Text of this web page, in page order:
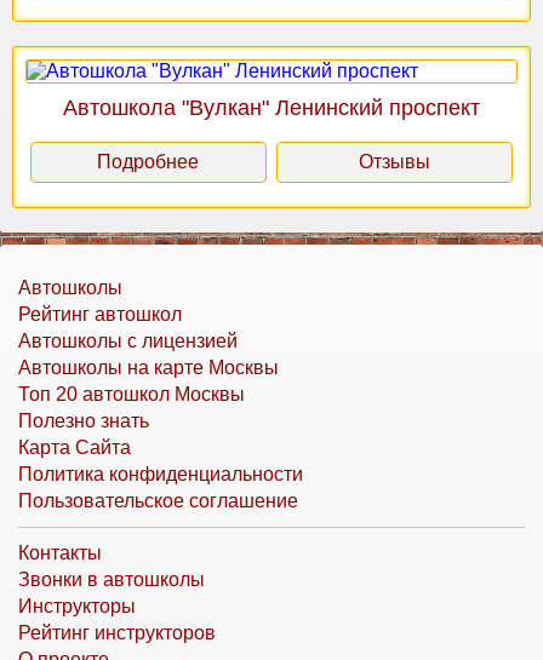
Автошкола "Вулкан" Ленинский проспект
Подробнее Отзывы
Автошколы
Рейтинг автошкол
Автошколы с лицензией
Автошколы на карте Москвы
Топ 20 автошкол Москвы
Полезно знать
Карта Сайта
Политика конфиденциальности
Пользовательское соглашение
Контакты
Звонки в автошколы
Инструкторы
Рейтинг инструкторов